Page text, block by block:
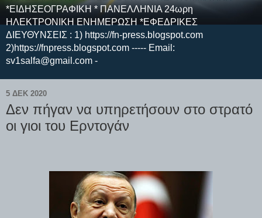
*ΕΙΔΗΣΕΟΓΡΑΦΙΚΗ * ΠΑΝΕΛΛΗΝΙΑ 24ωρη
ΗΛΕΚΤΡΟΝΙΚΗ ΕΝΗΜΕΡΩΣΗ *ΕΦΕΔΡΙΚΕΣ
ΔΙΕΥΘΥΝΣΕΙΣ : 1) https://fn-press.blogspot.com
2)https://fnpress.blogspot.com ----- Email:
sv1salfa@gmail.com -
5 ΔΕΚ 2020
Δεν πήγαν να υπηρετήσουν στο στρατό
οι γιοι του Ερντογάν